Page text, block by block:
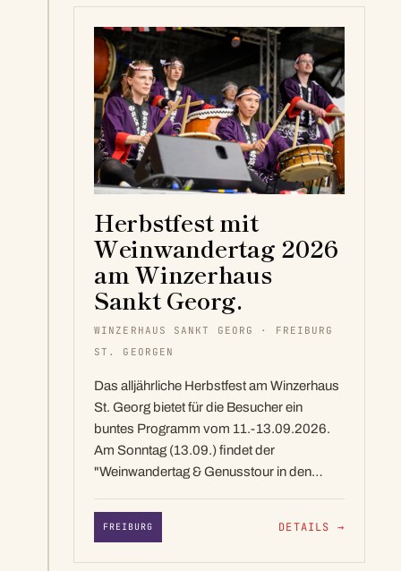
Herbstfest mit
Weinwandertag 2026
am Winzerhaus
Sankt Georg.​
WINZERHAUS SANKT GEORG · FREIBURG
ST. GEORGEN
Das alljährliche Herbstfest am Winzerhaus
St. Georg bietet für die Besucher ein
buntes Programm vom 11.-13.09.2026.
Am Sonntag (13.09.) findet der
"Weinwandertag & Genusstour in den…
FREIBURG DETAILS →